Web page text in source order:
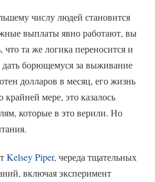
числу людей становится
выплаты явно работают, вы
та же логика переносится и
дать борющемуся за выживание
долларов в месяц, его жизнь
мере, это казалось
которые в это верили. Но
Kelsey Piper, череда тщательных
включая эксперимент